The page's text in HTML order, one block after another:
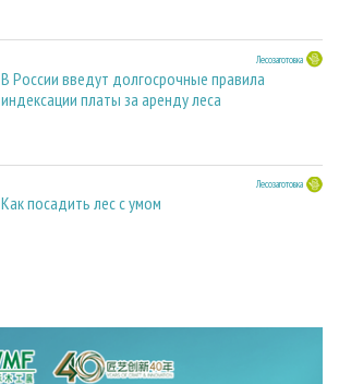
Лесозаготовка
В России введут долгосрочные правила
индексации платы за аренду леса
Лесозаготовка
Как посадить лес с умом